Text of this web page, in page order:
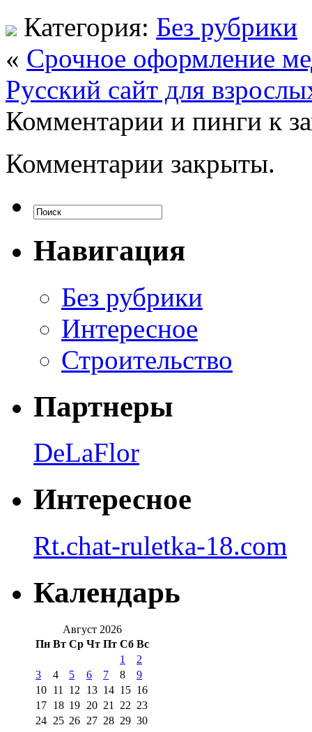
Категория: Без рубрики
« Cрочное оформление
Русский сайт для
Комментарии и пинги к
Комментарии закрыты.
Навигация
Без рубрики
Интересное
Строительство
Партнеры
DeLaFlor
Интересное
Rt.chat-ruletka-18.com
Календарь
Август 2026
Пн Вт Ср Чт Пт Сб Вс
1
2
3
4 5 6 7 8
9
10 11 12 13 14 15 16
17 18 19 20 21 22 23
24 25 26 27 28 29 30